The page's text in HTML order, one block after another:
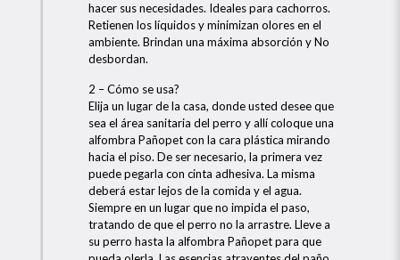
hacer sus necesidades. Ideales para cachorros.
Retienen los líquidos y minimizan olores en el
ambiente. Brindan una máxima absorción y No
desbordan.
2 – Cómo se usa?
Elija un lugar de la casa, donde usted desee que
sea el área sanitaria del perro y allí coloque una
alfombra Pañopet con la cara plástica mirando
hacia el piso. De ser necesario, la primera vez
puede pegarla con cinta adhesiva. La misma
deberá estar lejos de la comida y el agua.
Siempre en un lugar que no impida el paso,
tratando de que el perro no la arrastre. Lleve a
su perro hasta la alfombra Pañopet para que